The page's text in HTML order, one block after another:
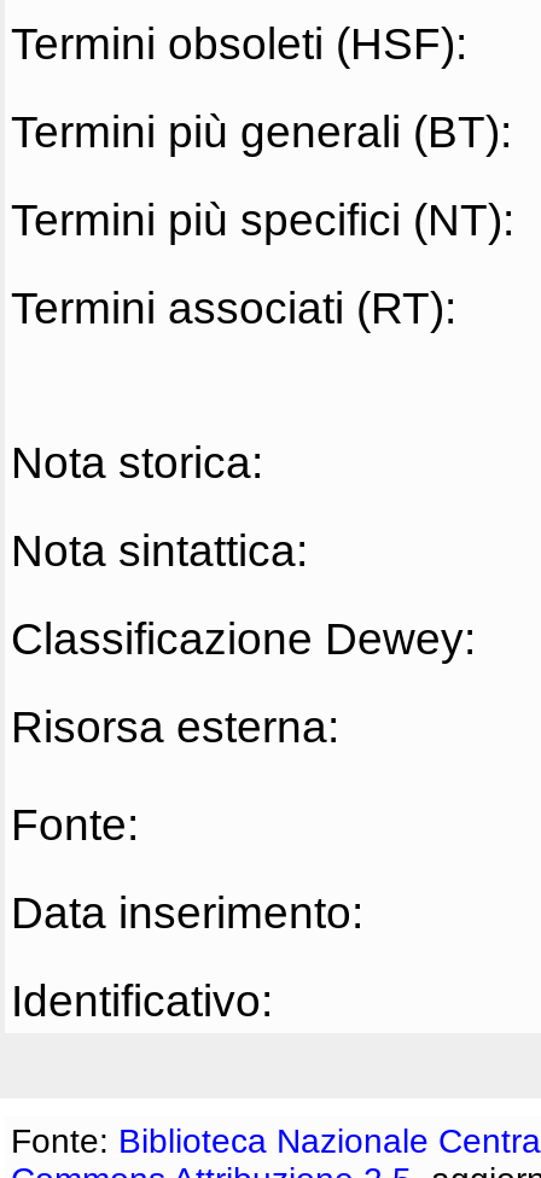
Termini obsoleti (HSF):
Termini più generali (BT):
Termini più specifici (NT):
Termini associati (RT):
Nota storica:
Nota sintattica:
Classificazione Dewey:
Risorsa esterna:
Fonte:
Data inserimento:
Identificativo:
Fonte: Biblioteca Nazionale